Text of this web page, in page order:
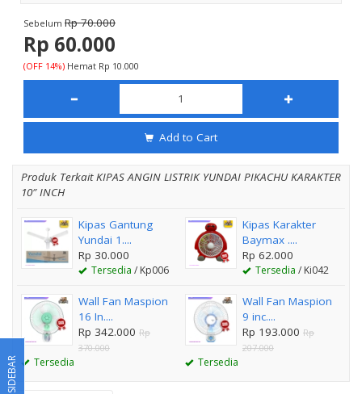
Sebelum Rp 70.000
Rp 60.000
(OFF 14%) Hemat Rp 10.000
Add to Cart
Produk Terkait KIPAS ANGIN LISTRIK YUNDAI PIKACHU KARAKTER
10″ INCH
Kipas Gantung
Yundai 1....
Rp 30.000
Tersedia / Kp006
Kipas Karakter
Baymax ....
Rp 62.000
Tersedia / Ki042
Wall Fan Maspion
16 In....
Rp 342.000 Rp
370.000
Tersedia
Wall Fan Maspion
9 inc....
Rp 193.000 Rp
207.000
Tersedia
SIDEBAR